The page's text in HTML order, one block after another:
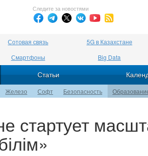
Следите за новостями
Сотовая связь 5G в Казахстане
Смартфоны Big Data
Статьи
Железо Софт Безопасность
стартует